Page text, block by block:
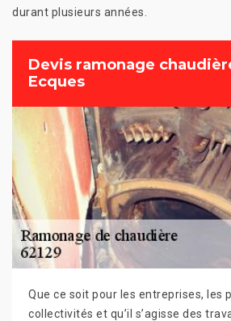
durant plusieurs années.
Devis ramonage
Ecques
Que ce soit pour les entreprises, les
collectivités et qu’il s’agisse des